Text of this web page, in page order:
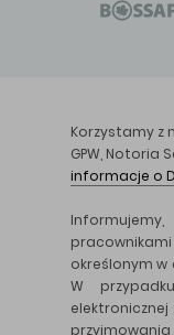
Korzystamy z
GPW, Notoria
informacje o
określonym
W
elektronicznej
przyjmowania